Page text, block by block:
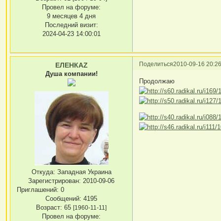
Провел на форуме:
9 месяцев 4 дня
Последний визит:
2024-04-23 14:00:01
Поделиться2010-09-16
ЕЛЕНКАZ
Душа компании!
Откуда: Западная Украина
Зарегистрирован: 2010-09-06
Приглашений: 0
Сообщений: 4195
Возраст: 65[1960-11-11]
Провел на форуме:
Продолжаю